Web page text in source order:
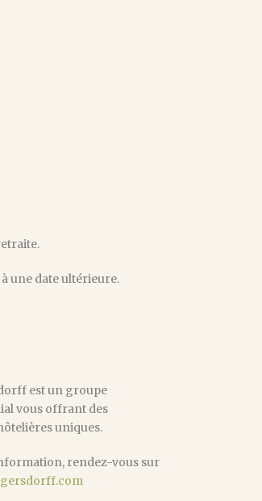
une date ultérieure.
est un groupe
vous offrant des
uniques.
rendez-vous sur